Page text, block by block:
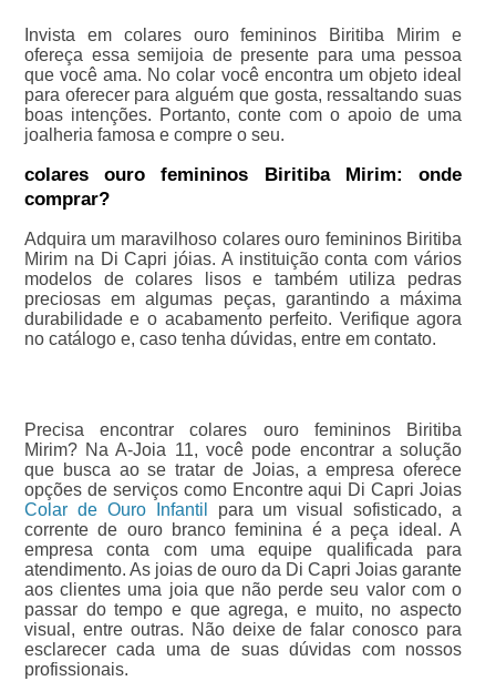
Invista em colares ouro femininos Biritiba Mirim e
ofereça essa semijoia de presente para uma pessoa
que você ama. No colar você encontra um objeto ideal
para oferecer para alguém que gosta, ressaltando suas
boas intenções. Portanto, conte com o apoio de uma
joalheria famosa e compre o seu.
colares ouro femininos Biritiba Mirim: onde
comprar?
Adquira um maravilhoso colares ouro femininos Biritiba
Mirim na Di Capri jóias. A instituição conta com vários
modelos de colares lisos e também utiliza pedras
preciosas em algumas peças, garantindo a máxima
durabilidade e o acabamento perfeito. Verifique agora
no catálogo e, caso tenha dúvidas, entre em contato.
Precisa encontrar colares ouro femininos Biritiba
Mirim? Na A-Joia 11, você pode encontrar a solução
que busca ao se tratar de Joias, a empresa oferece
opções de serviços como Encontre aqui Di Capri Joias
Colar de Ouro Infantil
para um visual sofisticado, a
corrente de ouro branco feminina é a peça ideal. A
empresa conta com uma equipe qualificada para
atendimento. As joias de ouro da Di Capri Joias garante
aos clientes uma joia que não perde seu valor com o
passar do tempo e que agrega, e muito, no aspecto
visual, entre outras. Não deixe de falar conosco para
esclarecer cada uma de suas dúvidas com nossos
profissionais.